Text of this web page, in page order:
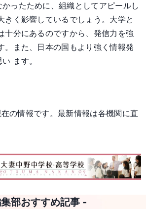
ったために、組織としてアピールし
きく影響しているでしょう。大学と
十分にあるのですから、発信力を強
。また、日本の国もより強く情報発
ます。
の情報です。最新情報は各機関に直
部おすすめ記事 -